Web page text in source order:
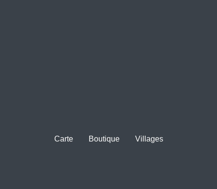
Carte Boutique Villages